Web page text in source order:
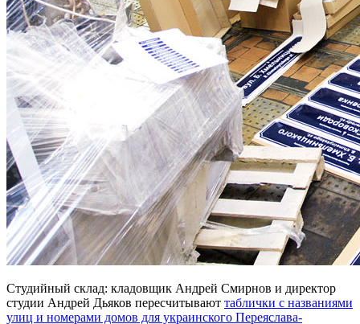
Студийный склад: кладовщик Андрей Смирнов и директор
студии Андрей Дьяков пересчитывают таблички с названиями
улиц и номерами домов для украинского Переяслава-